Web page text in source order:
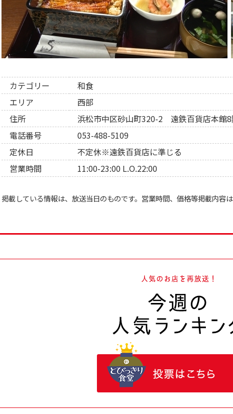
カテゴリー
和食
エリア
西部
住所
浜松市中区砂山町320-2 遠鉄百貨店本館
電話番号
053-488-5109
定休日
不定休※遠鉄百貨店に準じる
営業時間
11:00-23:00 L.O.22:00
掲載している情報は、放送当日のものです。営業時間、価格等掲載内容